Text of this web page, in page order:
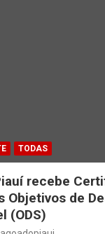
TODAS
recebe
Objetivos de
(ODS)